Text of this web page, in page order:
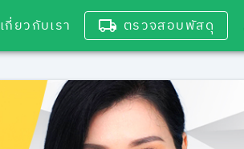
เกี่ยวกับเรา ตรวจสอบพัสดุ